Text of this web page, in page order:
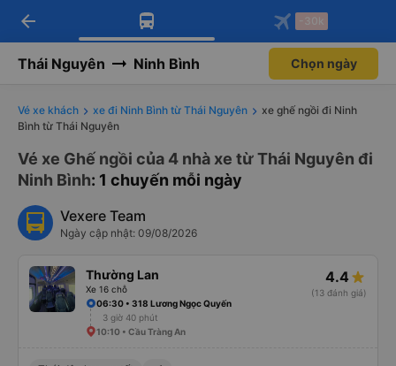
Tải app Vexere ngay!
Nhận ưu đãi thành viên độc
Mở app
Tải app Vexere
-30k/ghế khi đặt vé máy bay qua
Mở app
arrow_back -30k
Thái Nguyên Ninh Bình Chọn ngày
Vé xe khách xe đi Ninh Bình từ Thái Nguyên
xe ghế ngồi đi Ninh
Bình từ Thái Nguyên
Vé xe Ghế ngồi của 4 nhà xe từ Thái Nguyên đi
Ninh Bình: 1 chuyến mỗi ngày
Vexere Team
Ngày cập nhật: 09/08/2026
Thường Lan
Xe 16 chỗ
4.4
(13 đánh giá)
06:30 • 318 Lương Ngọc Quyến
3 giờ 40 phút
10:10 • Cầu Tràng An